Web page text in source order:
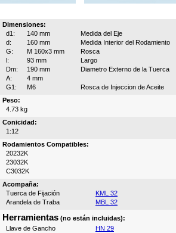
Dimensiones:
d1:
140 mm
Medida del Eje
d:
160 mm
Medida Interior del Rodamiento
G:
M 160x3 mm
Rosca
l:
93 mm
Largo
Dm:
190 mm
Diametro Externo de la Tuerca
A:
4 mm
G1:
M6
Rosca de Injeccion de Aceite
Peso:
4.73 kg
Conicidad:
1:12
Rodamientos Compatibles:
20232K
23032K
C3032K
Acompaña:
Tuerca de Fijación
KML 32
Arandela de Traba
MBL 32
Herramientas (no están incluidas):
Llave de Gancho
HN 29